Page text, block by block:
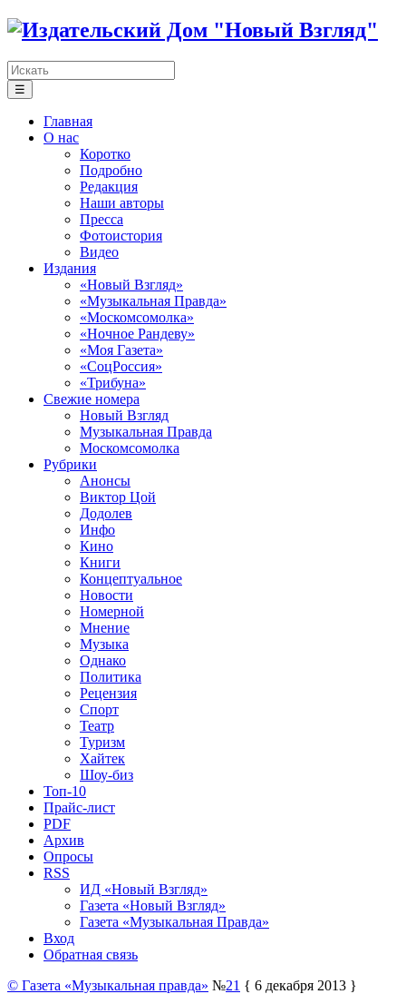
☰
Главная
О нас
Коротко
Подробно
Редакция
Наши авторы
Пресса
Фотоистория
Видео
Издания
«Новый Взгляд»
«Музыкальная Правда»
«Москомсомолка»
«Ночное Рандеву»
«Моя Газета»
«СоцРоссия»
«Трибуна»
Свежие номера
Новый Взгляд
Музыкальная Правда
Москомсомолка
Рубрики
Анонсы
Виктор Цой
Додолев
Инфо
Кино
Книги
Концептуальное
Новости
Номерной
Мнение
Музыка
Однако
Политика
Рецензия
Спорт
Театр
Туризм
Хайтек
Шоу-биз
Топ-10
Прайс-лист
PDF
Архив
Опросы
RSS
ИД «Новый Взгляд»
Газета «Новый Взгляд»
Газета «Музыкальная Правда»
Вход
Обратная связь
© Газета «Музыкальная правда» №21 { 6 декабря 2013 }